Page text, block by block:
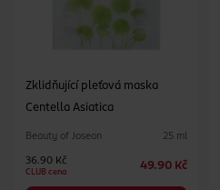
Zklidňující pleťová maska
Centella Asiatica
Beauty of Joseon 25 ml
36.90 Kč
CLUB cena
49.90 Kč